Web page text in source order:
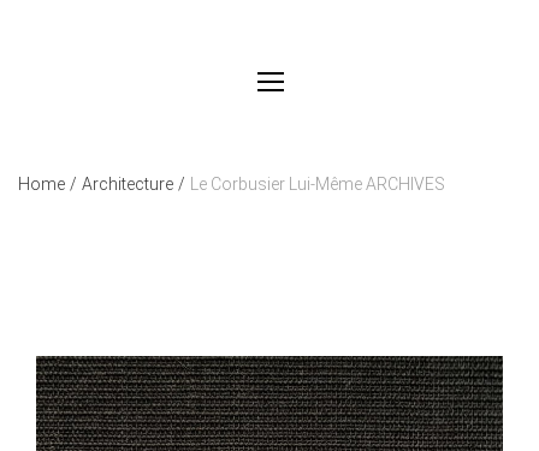
Home / Architecture / Le Corbusier Lui-Même ARCHIVES